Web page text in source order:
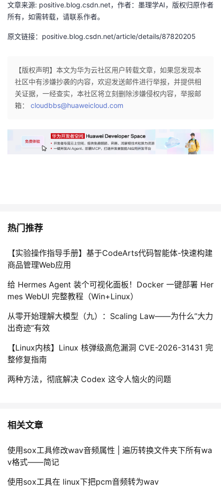
播
活
动
的
关
程
认
证
的
实
我
的
藏
支
持
声
建
文章来源: positive.blog.csdn.net，作者：墨理学AI，版权归原作者
所有，如需转载，请联系作者。
原文链接：positive.blog.csdn.net/article/details/87820205
【版权声明】本文为华为云社区用户转载文章，如果您发现本
社区中有涉嫌抄袭的内容，欢迎发送邮件进行举报，并提供相
关证据，一经查实，本社区将立刻删除涉嫌侵权内容，举报邮
箱： cloudbbs@huaweicloud.com
热门推荐
【实验操作指导手册】基于CodeArts代码智能体-快速构建
商品管理Web应用
给 Hermes Agent 装个可视化面板！Docker 一键部署 Her
mes WebUI 完整教程（Win+Linux）
从零开始理解大模型（九）：Scaling Law——为什么”大力
出奇迹”有效
【Linux内核】Linux 核弹级高危漏洞 CVE-2026-31431 完
整修复指南
两种方法，彻底解决 Codex 这令人恼火的问题
相关文章
使用sox工具修改wav音频属性 | 遍历转换文件夹下所有wa
v格式——简记
使用sox工具在 linux下把pcm音频转为wav